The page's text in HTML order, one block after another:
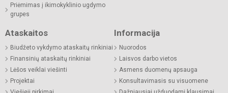
Priėmimas į ikimokyklinio ugdymo
grupes
Ataskaitos
Biudžeto vykdymo ataskaitų rinkiniai
Finansinių ataskaitų rinkiniai
Lėšos veiklai viešinti
Projektai
Informacija
Nuorodos
Laisvos darbo vietos
Asmens duomenų apsauga
Konsultavimasis su visuomene